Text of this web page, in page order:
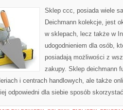
Sklep ccc, posiada wiele
Deichmann kolekcje, jest
w sklepach, lecz także w
udogodnieniem dla osób,
posiadają możliwości z
zakupy. Sklep deichmann
i centrach handlowych, ale także
odpowiedni dla siebie sposób